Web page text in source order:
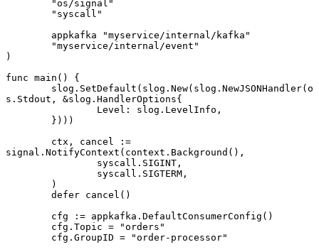
	"os/signal"
	"syscall"
	appkafka
"myservice/internal/kafka"
	"myservice/internal/event"
)
func main () {
	slog.
SetDefault (slog. New(slog. NewJSONHandler(o
s.Stdout, &slog . HandlerOptions{
		Level: slog.LevelInfo,
	})))
	ctx, cancel
:=
signal. NotifyContext (context. Background (),
		syscall.SIGINT,
		syscall.SIGTERM,
	)
	defer
cancel ()
	cfg
:= appkafka. DefaultConsumerConfig ()
	cfg.Topic
= "orders"
	cfg.GroupID
= "order-processor"